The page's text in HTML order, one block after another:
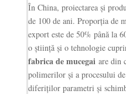
În China, proiectarea și
de 100 de ani. Proporția de
export este de 50% până la
o știință și o tehnologie
fabrica de mucegaiare din
polimerilor și a procesului
diferiților parametri și